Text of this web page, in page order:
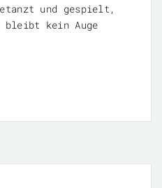
und gespielt,
bleibt kein Auge